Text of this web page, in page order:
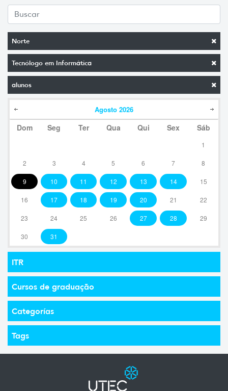
Norte
Tecnólogo em Informática
alunos
Agosto 2026
Dom Seg Ter Qua Qui Sex Sáb
1
2 3 4 5 6 7 8
9 10 11 12 13 14 15
16 17 18 19 20 21 22
23 24 25 26 27 28 29
30 31
ITR
Cursos de graduação
Categorías
Tags